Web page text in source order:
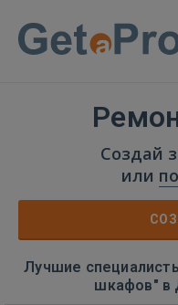
Создай
или
Лучшие
шкафов" в